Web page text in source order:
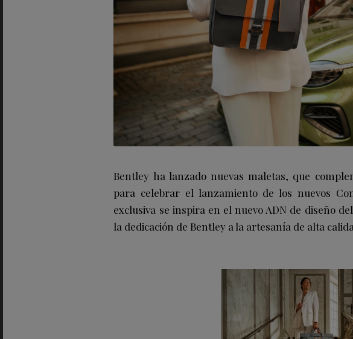
Bentley ha lanzado nuevas maletas, que
para celebrar el lanzamiento de los nuevos
exclusiva se inspira en el nuevo ADN de diseño
la dedicación de Bentley a la artesanía de alta